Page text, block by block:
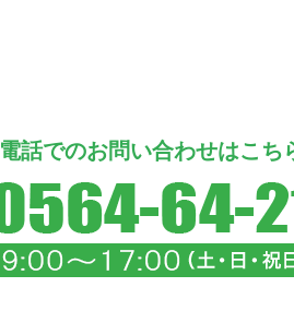
電話でのお問い合わせはこち